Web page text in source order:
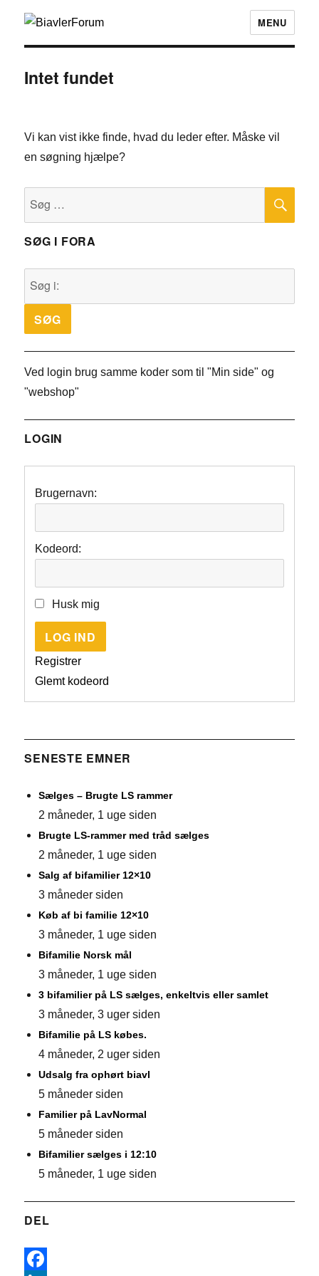
MENU
Intet fundet
Vi kan vist ikke finde, hvad du leder efter. Måske vil
en søgning hjælpe?
SØG I FORA
Ved login brug samme koder som til "Min side" og
"webshop"
LOGIN
Brugernavn:
Kodeord:
Husk mig
LOG IND
Registrer
Glemt kodeord
SENESTE EMNER
Sælges – Brugte LS rammer
2 måneder, 1 uge siden
Brugte LS-rammer med tråd sælges
2 måneder, 1 uge siden
Salg af bifamilier 12×10
3 måneder siden
Køb af bi familie 12×10
3 måneder, 1 uge siden
Bifamilie Norsk mål
3 måneder, 1 uge siden
3 bifamilier på LS sælges, enkeltvis eller samlet
3 måneder, 3 uger siden
Bifamilie på LS købes.
4 måneder, 2 uger siden
Udsalg fra ophørt biavl
5 måneder siden
Familier på LavNormal
5 måneder siden
Bifamilier sælges i 12:10
5 måneder, 1 uge siden
DEL